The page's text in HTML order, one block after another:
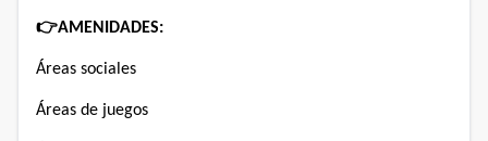
👉AMENIDADES:
Áreas sociales
Áreas de juegos